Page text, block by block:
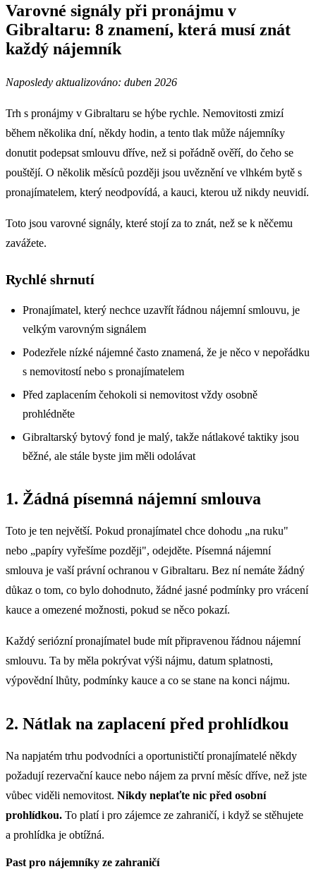
Varovné signály při pronájmu v
Gibraltaru: 8 znamení, která musí znát
každý nájemník
Naposledy aktualizováno: duben 2026
Trh s pronájmy v Gibraltaru se hýbe rychle. Nemovitosti zmizí
během několika dní, někdy hodin, a tento tlak může nájemníky
donutit podepsat smlouvu dříve, než si pořádně ověří, do čeho se
pouštějí. O několik měsíců později jsou uvěznění ve vlhkém bytě s
pronajímatelem, který neodpovídá, a kauci, kterou už nikdy neuvidí.
Toto jsou varovné signály, které stojí za to znát, než se k něčemu
zavážete.
Rychlé shrnutí
Pronajímatel, který nechce uzavřít řádnou nájemní smlouvu, je
velkým varovným signálem
Podezřele nízké nájemné často znamená, že je něco v nepořádku
s nemovitostí nebo s pronajímatelem
Před zaplacením čehokoli si nemovitost vždy osobně
prohlédněte
Gibraltarský bytový fond je malý, takže nátlakové taktiky jsou
běžné, ale stále byste jim měli odolávat
1. Žádná písemná nájemní smlouva
Toto je ten největší. Pokud pronajímatel chce dohodu „na ruku"
nebo „papíry vyřešíme později", odejděte. Písemná nájemní
smlouva je vaší právní ochranou v Gibraltaru. Bez ní nemáte žádný
důkaz o tom, co bylo dohodnuto, žádné jasné podmínky pro vrácení
kauce a omezené možnosti, pokud se něco pokazí.
Každý seriózní pronajímatel bude mít připravenou řádnou nájemní
smlouvu. Ta by měla pokrývat výši nájmu, datum splatnosti,
výpovědní lhůty, podmínky kauce a co se stane na konci nájmu.
2. Nátlak na zaplacení před prohlídkou
Na napjatém trhu podvodníci a oportunističtí pronajímatelé někdy
požadují rezervační kauce nebo nájem za první měsíc dříve, než jste
vůbec viděli nemovitost. Nikdy neplaťte nic před osobní
prohlídkou. To platí i pro zájemce ze zahraničí, i když se stěhujete
a prohlídka je obtížná.
Past pro nájemníky ze zahraničí